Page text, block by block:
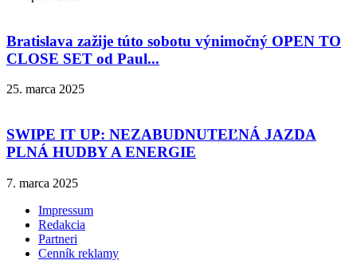
Bratislava zažije túto sobotu výnimočný OPEN TO
CLOSE SET od Paul...
25. marca 2025
SWIPE IT UP: NEZABUDNUTEĽNÁ JAZDA
PLNÁ HUDBY A ENERGIE
7. marca 2025
Impressum
Redakcia
Partneri
Cenník reklamy